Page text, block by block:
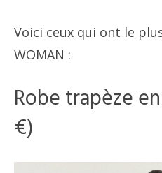
Voici ceux qui ont le
WOMAN :
Robe trapèze
€)